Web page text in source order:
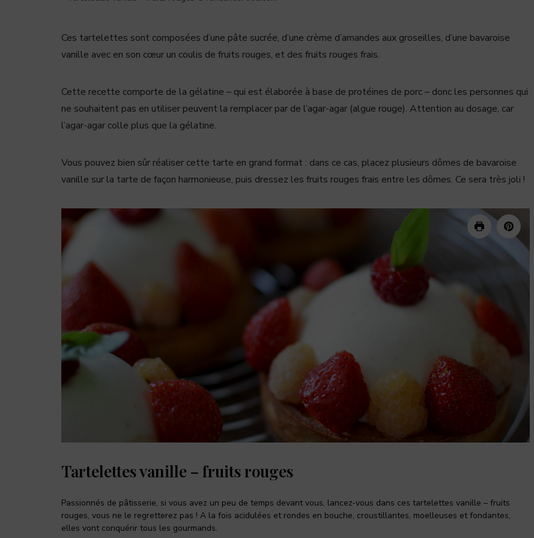
Ces tartelettes sont composées d’une pâte sucrée, d’une crème d’amandes aux groseilles, d’une bavaroise
vanille avec en son cœur un coulis de fruits rouges, et des fruits rouges frais.
Cette recette comporte de la gélatine – qui est élaborée à base de protéines de porc – donc les personnes qui
ne souhaitent pas en utiliser peuvent la remplacer par de l’agar-agar (algue rouge). Attention au dosage, car
l’agar-agar colle plus que la gélatine.
Vous pouvez bien sûr réaliser cette tarte en grand format : dans ce cas, placez plusieurs dômes de bavaroise
vanille sur la tarte de façon harmonieuse, puis dressez les fruits rouges frais entre les dômes. Ce sera très joli !
Tartelettes vanille – fruits rouges
Passionnés de pâtisserie, si vous avez un peu de temps devant vous, lancez-vous dans ces tartelettes vanille – fruits
rouges, vous ne le regretterez pas ! A la fois acidulées et rondes en bouche, croustillantes, moelleuses et fondantes,
elles vont conquérir tous les gourmands.